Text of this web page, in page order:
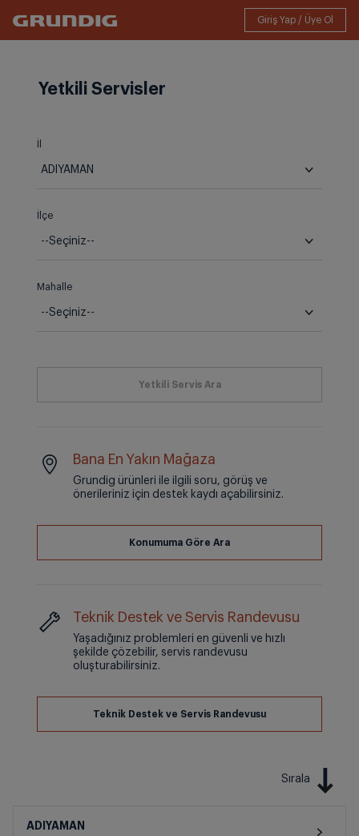
Yetkili Servisler
İlçe
Mahalle
Bana En Yakın Mağaza
Grundig ürünleri ile ilgili soru, görüş ve
önerileriniz için destek kaydı açabilirsiniz.
Teknik Destek ve Servis Randevusu
Yaşadığınız problemleri en güvenli ve hızlı
şekilde çözebilir, servis randevusu
oluşturabilirsiniz.
Sırala
ADIYAMAN